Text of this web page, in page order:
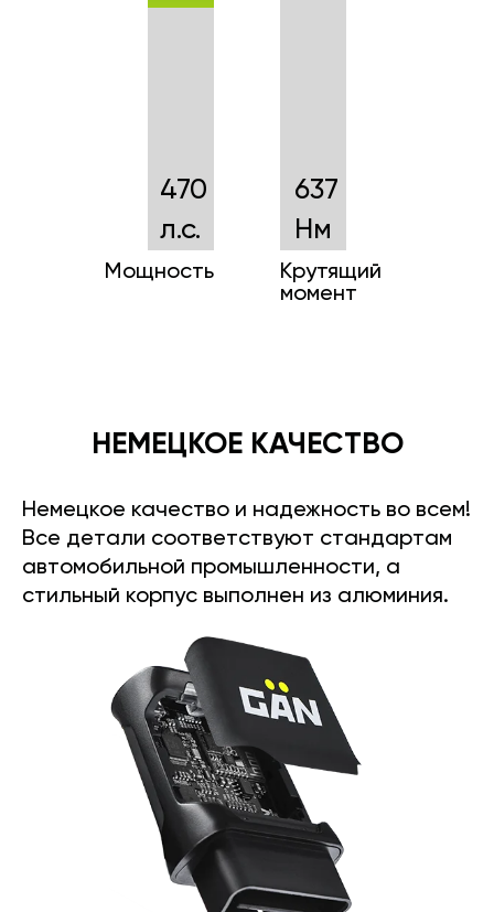
470
л.с.
Мощность
637
Нм
Крутящий
момент
НЕМЕЦКОЕ КАЧЕСТВО
Немецкое качество и надежность во всем!
Все детали соответствуют стандартам
автомобильной промышленности, а
стильный корпус выполнен из алюминия.